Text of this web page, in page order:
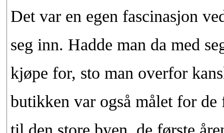
Det var en egen fascinasjon
seg inn. Hadde man da med
kjøpe for, sto man overfor
butikken var også målet for de